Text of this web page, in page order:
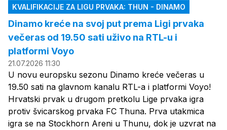
KVALIFIKACIJE ZA LIGU PRVAKA: THUN - DINAMO
Dinamo kreće na svoj put prema Ligi prvaka
večeras od 19.50 sati uživo na RTL-u i
platformi Voyo
21.07.2026 11:30
U novu europsku sezonu Dinamo kreće večeras u
19.50 sati na glavnom kanalu RTL-a i platformi Voyo!
Hrvatski prvak u drugom pretkolu Lige prvaka igra
protiv švicarskog prvaka FC Thuna. Prva utakmica
igra se na Stockhorn Areni u Thunu, dok je uzvrat na